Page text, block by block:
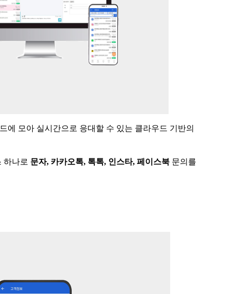
에 모아 실시간으로 응대할 수 있는 클라우드 기반의
하나로 문자, 카카오톡, 톡톡, 인스타, 페이스북 문의를